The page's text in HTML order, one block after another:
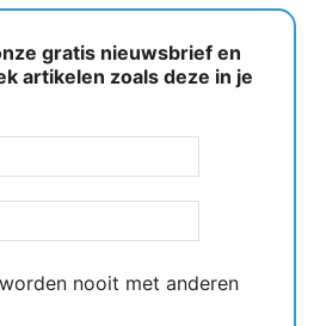
gratis nieuwsbrief en
artikelen zoals deze in je
nooit met anderen